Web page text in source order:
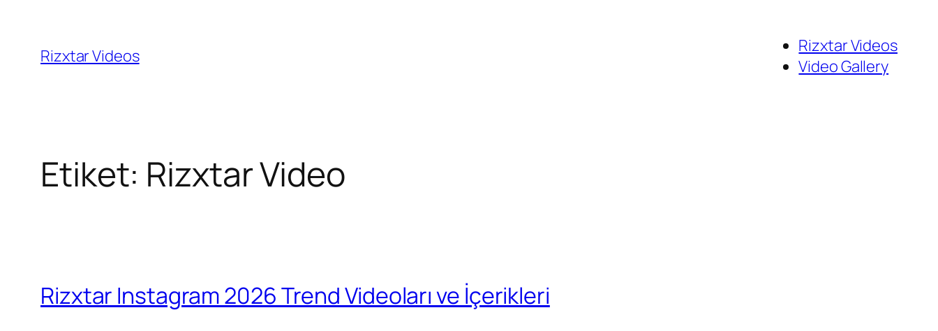
Rizxtar Videos
Rizxtar Videos
Video Gallery
Etiket: Rizxtar Video
Rizxtar Instagram 2026 Trend Videoları ve İçerikleri